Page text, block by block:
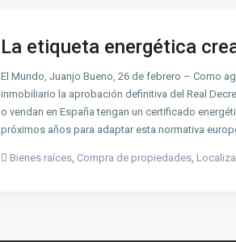
La etiqueta energética
El Mundo, Juanjo Bueno, 26 de febrero – Como
inmobiliario la aprobación definitiva del Real
o vendan en España tengan un certificado
próximos años para adaptar esta normativa
Bienes raíces, Compra de propiedades,